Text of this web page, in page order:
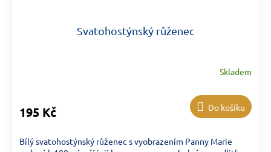
Svatohostýnský růženec
Skladem
195 Kč Do košíku
Bílý svatohostýnský růženec s vyobrazením Panny Marie